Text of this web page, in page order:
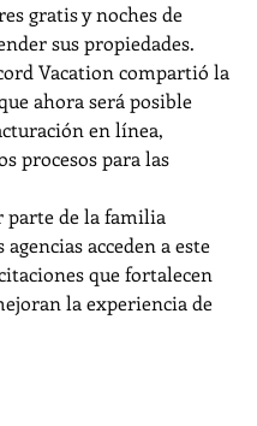
gratis y noches de
sus propiedades.
Vacation compartió la
ahora será posible
en línea,
procesos para las
parte de la familia
agencias acceden a este
que fortalecen
la experiencia de